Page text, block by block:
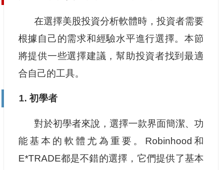
在選擇美股投資分析軟體時，投資者需要
根據自己的需求和經驗水平進行選擇。本節
將提供一些選擇建議，幫助投資者找到最適
合自己的工具。
1. 初學者
對於初學者來說，選擇一款界面簡潔、功
能基本的軟體尤為重要。Robinhood和
E*TRADE都是不錯的選擇，它們提供了基本